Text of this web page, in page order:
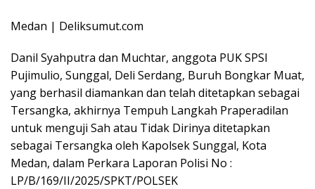
Medan | Deliksumut.com
Danil Syahputra dan Muchtar, anggota PUK SPSI
Pujimulio, Sunggal, Deli Serdang, Buruh Bongkar Muat,
yang berhasil diamankan dan telah ditetapkan sebagai
Tersangka, akhirnya Tempuh Langkah Praperadilan
untuk menguji Sah atau Tidak Dirinya ditetapkan
sebagai Tersangka oleh Kapolsek Sunggal, Kota
Medan, dalam Perkara Laporan Polisi No :
LP/B/169/II/2025/SPKT/POLSEK